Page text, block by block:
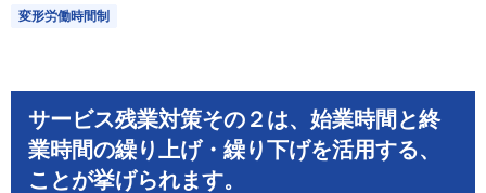
変形労働時間制
サービス残業対策その２は、始業時間と終
業時間の繰り上げ・繰り下げを活用する、
ことが挙げられます。